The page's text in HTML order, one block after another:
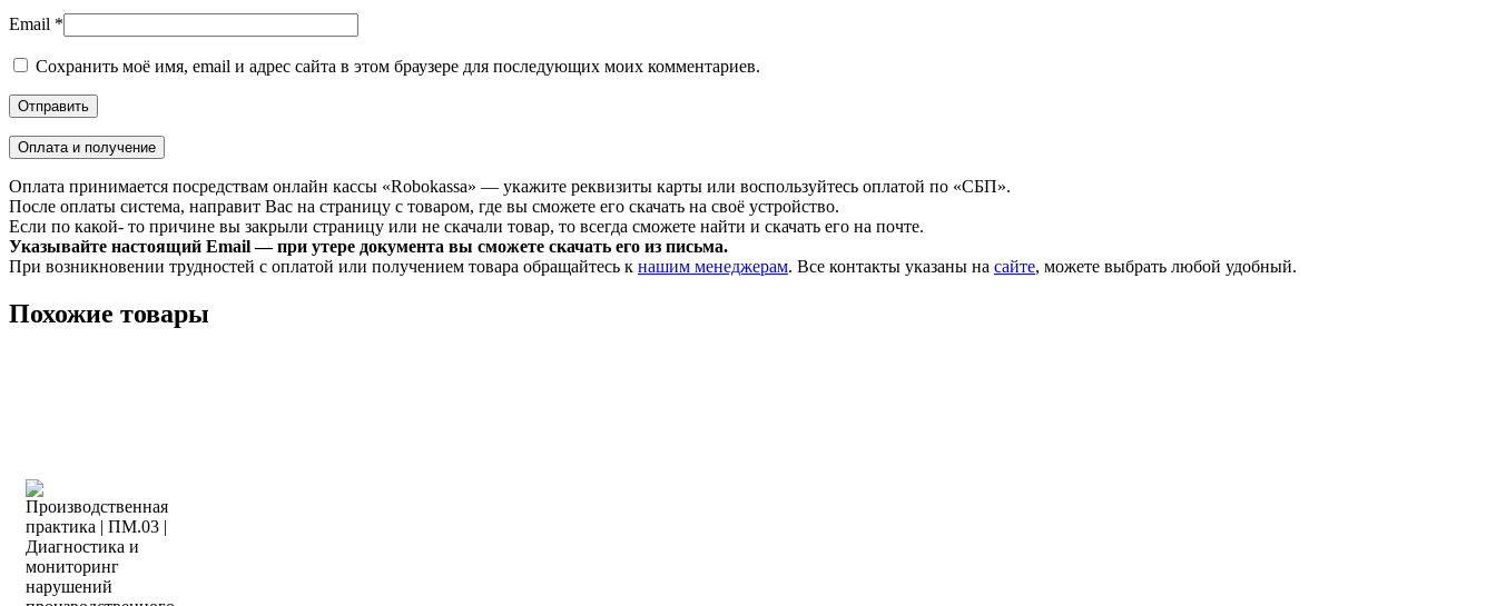
Email *
Сохранить моё имя, email и адрес сайта в этом браузере для последующих моих комментариев.
Оплата и получение
Оплата принимается посредствам онлайн кассы «Robokassa» — укажите реквизиты карты или воспользуйтесь оплатой по «СБП».
После оплаты система, направит Вас на страницу с товаром, где вы сможете его скачать на своё устройство.
Если по какой- то причине вы закрыли страницу или не скачали товар, то всегда сможете найти и скачать его на почте.
Указывайте настоящий Email — при утере документа вы сможете скачать его из письма.
При возникновении трудностей с оплатой или получением товара обращайтесь к нашим менеджерам. Все контакты указаны на сайте, можете выбрать любой удобный.
Похожие товары